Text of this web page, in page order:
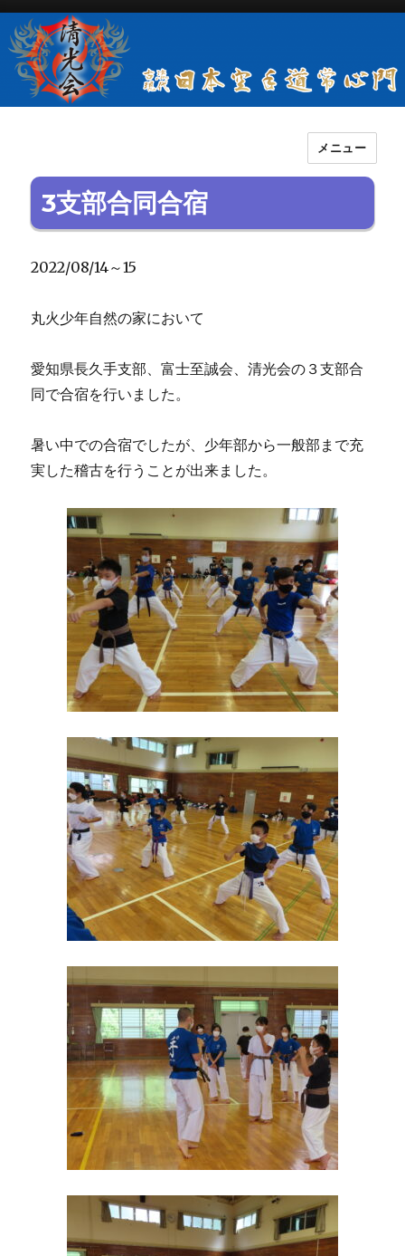
古流現代日本空手道常心門清光会
メニュー
3支部合同合宿
2022/08/14～15
丸火少年自然の家において
愛知県長久手支部、富士至誠会、清光会の３支部合
同で合宿を行いました。
暑い中での合宿でしたが、少年部から一般部まで充
実した稽古を行うことが出来ました。